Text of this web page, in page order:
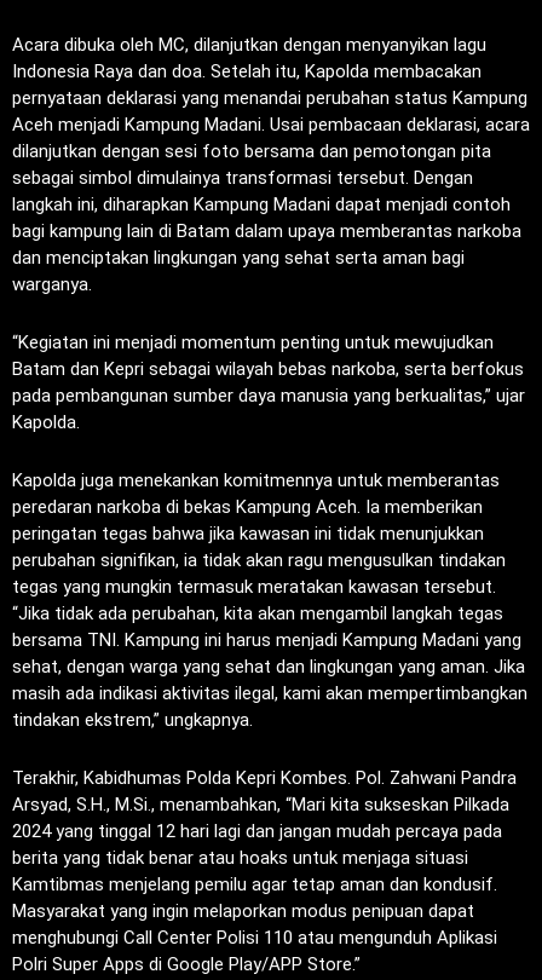
Acara dibuka oleh MC, dilanjutkan dengan menyanyikan lagu
Indonesia Raya dan doa. Setelah itu, Kapolda membacakan
pernyataan deklarasi yang menandai perubahan status Kampung
Aceh menjadi Kampung Madani. Usai pembacaan deklarasi, acara
dilanjutkan dengan sesi foto bersama dan pemotongan pita
sebagai simbol dimulainya transformasi tersebut. Dengan
langkah ini, diharapkan Kampung Madani dapat menjadi contoh
bagi kampung lain di Batam dalam upaya memberantas narkoba
dan menciptakan lingkungan yang sehat serta aman bagi
warganya.
“Kegiatan ini menjadi momentum penting untuk mewujudkan
Batam dan Kepri sebagai wilayah bebas narkoba, serta berfokus
pada pembangunan sumber daya manusia yang berkualitas,” ujar
Kapolda.
Kapolda juga menekankan komitmennya untuk memberantas
peredaran narkoba di bekas Kampung Aceh. Ia memberikan
peringatan tegas bahwa jika kawasan ini tidak menunjukkan
perubahan signifikan, ia tidak akan ragu mengusulkan tindakan
tegas yang mungkin termasuk meratakan kawasan tersebut.
“Jika tidak ada perubahan, kita akan mengambil langkah tegas
bersama TNI. Kampung ini harus menjadi Kampung Madani yang
sehat, dengan warga yang sehat dan lingkungan yang aman. Jika
masih ada indikasi aktivitas ilegal, kami akan mempertimbangkan
tindakan ekstrem,” ungkapnya.
Terakhir, Kabidhumas Polda Kepri Kombes. Pol. Zahwani Pandra
Arsyad, S.H., M.Si., menambahkan, “Mari kita sukseskan Pilkada
2024 yang tinggal 12 hari lagi dan jangan mudah percaya pada
berita yang tidak benar atau hoaks untuk menjaga situasi
Kamtibmas menjelang pemilu agar tetap aman dan kondusif.
Masyarakat yang ingin melaporkan modus penipuan dapat
menghubungi Call Center Polisi 110 atau mengunduh Aplikasi
Polri Super Apps di Google Play/APP Store.”